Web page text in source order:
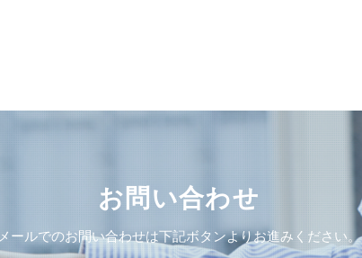
お問い合わせ
メールでのお問い合わせは下記ボタンよりお進みください。